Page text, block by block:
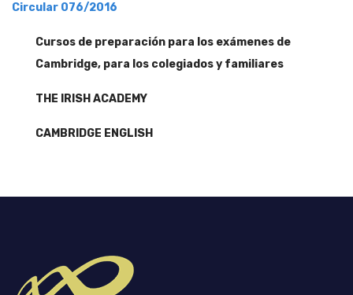
Circular 076/2016
Cursos de preparación para los exámenes de
Cambridge, para los colegiados y familiares
THE IRISH ACADEMY
CAMBRIDGE ENGLISH